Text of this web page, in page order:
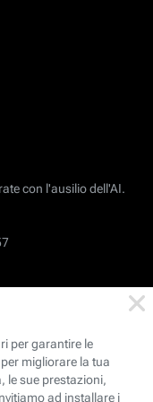
con l'ausilio dell'AI.